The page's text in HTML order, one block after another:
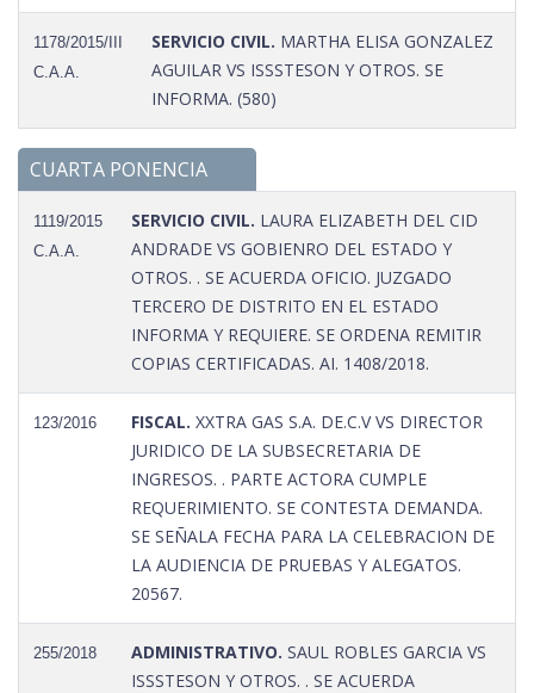
1178/2015/III
C.A.A.
SERVICIO CIVIL. MARTHA ELISA GONZALEZ
AGUILAR VS ISSSTESON Y OTROS. SE
INFORMA. (580)
CUARTA PONENCIA
1119/2015
C.A.A.
SERVICIO CIVIL. LAURA ELIZABETH DEL CID
ANDRADE VS GOBIENRO DEL ESTADO Y
OTROS. . SE ACUERDA OFICIO. JUZGADO
TERCERO DE DISTRITO EN EL ESTADO
INFORMA Y REQUIERE. SE ORDENA REMITIR
COPIAS CERTIFICADAS. AI. 1408/2018.
123/2016 FISCAL. XXTRA GAS S.A. DE.C.V VS DIRECTOR
JURIDICO DE LA SUBSECRETARIA DE
INGRESOS. . PARTE ACTORA CUMPLE
REQUERIMIENTO. SE CONTESTA DEMANDA.
SE SEÑALA FECHA PARA LA CELEBRACION DE
LA AUDIENCIA DE PRUEBAS Y ALEGATOS.
20567.
255/2018 ADMINISTRATIVO. SAUL ROBLES GARCIA VS
ISSSTESON Y OTROS. . SE ACUERDA